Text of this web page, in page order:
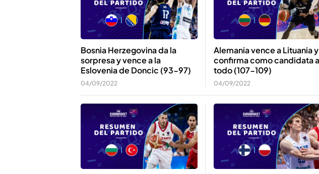
Bosnia Herzegovina da la
sorpresa y vence a la
Eslovenia de Doncic (93-97)
04/09/2022
Alemania vence a Lituania
confirma como candidata a
todo (107-109)
04/09/2022